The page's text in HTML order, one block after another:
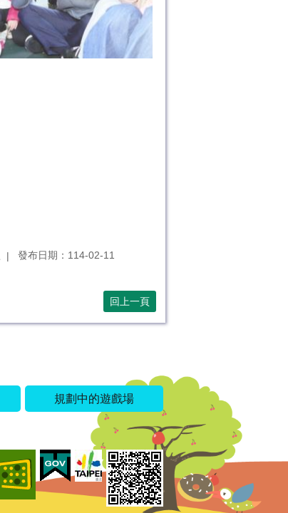
發布日期：114-02-11
回上一頁
規劃中的遊戲場